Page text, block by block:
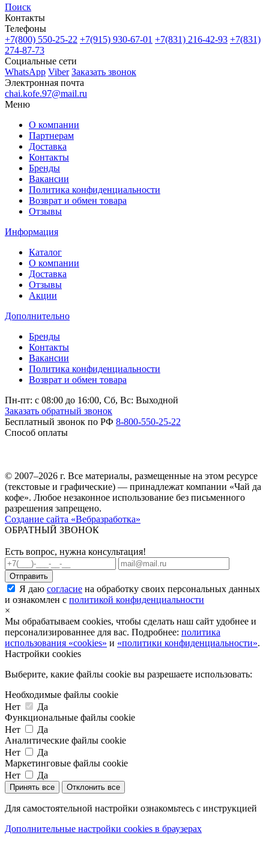
Поиск
Контакты
Телефоны
+7(800) 550-25-22 +7(915) 930-67-01 +7(831) 216-42-93 +7(831)
274-87-73
Социальные сети
WhatsApp Viber Заказать звонок
Электронная почта
chai.kofe.97@mail.ru
Меню
О компании
Партнерам
Доставка
Контакты
Бренды
Вакансии
Политика конфиденциальности
Возврат и обмен товара
Отзывы
Информация
Каталог
О компании
Доставка
Отзывы
Акции
Дополнительно
Бренды
Контакты
Вакансии
Политика конфиденциальности
Возврат и обмен товара
Пн-пт: c 08:00 до 16:00, Сб, Вс: Выходной
Заказать обратный звонок
Бесплатный звонок по РФ 8-800-550-25-22
Способ оплаты
© 2007–2026 г. Все материалы, размещенные на этом ресурсе
(текстовые и графические) — принадлежат компании «Чай да
кофе». Любое незаконное использование без письменного
разрешения запрещено.
Создание сайта «Вебразработка»
ОБРАТНЫЙ ЗВОНОК
Есть вопрос, нужна консультация!
Я даю согласие на обработку своих персональных данных
и ознакомлен с политикой конфиденциальности
×
Мы обрабатываем cookies, чтобы сделать наш сайт удобнее и
персонализированнее для вас. Подробнее: политика
использования «cookies» и «политики конфиденциальности».
Настройки cookies
Выберите, какие файлы cookie вы разрешаете использовать:
Необходимые файлы cookie
Нет
Да
Функциональные файлы cookie
Нет
Да
Аналитические файлы cookie
Нет
Да
Маркетинговые файлы cookie
Нет
Да
Принять все Отклонить все
Для самостоятельной настройки ознакомьтесь с инструкцией
Дополнительные настройки cookies в браузерах